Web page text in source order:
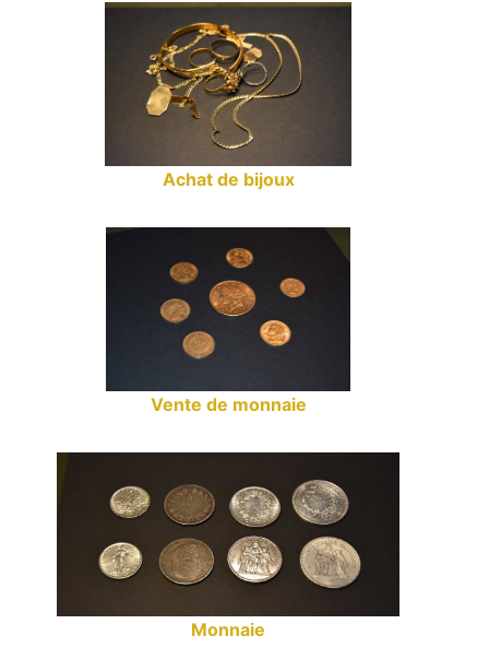
Achat de bijoux
Vente de monnaie
Monnaie